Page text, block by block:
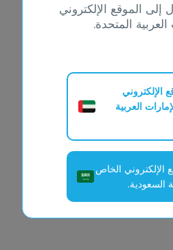
الموقع الإلكتروني
المتحدة.
الإلكتروني
العربية
الإلكتروني الخاص
السعودية.